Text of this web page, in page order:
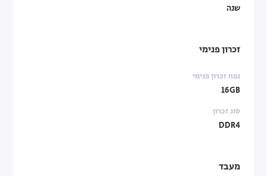
שנה
זכרון פנימי
נפח זכרון פנימי
16GB
סוג זכרון
DDR4
מעבד